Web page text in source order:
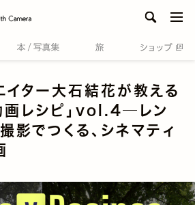
イター大石結花が教える
画レシピ」vol.4─レン
影でつくる、シネマティ